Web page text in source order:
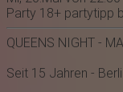
Party 18+ partytipp
QUEENS NIGHT -
Seit 15 Jahren -